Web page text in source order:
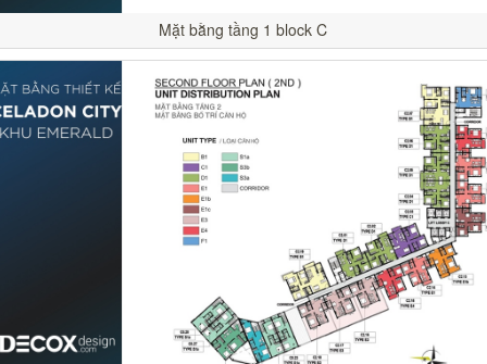
Mặt bằng tầng 1 block C